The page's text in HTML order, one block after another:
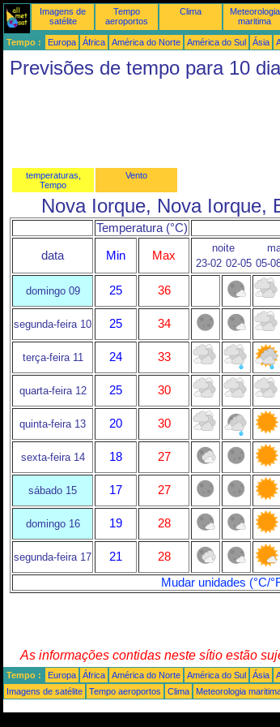
Imagens de
satélite
Tempo
aeroportos
Clima
Meteorologia
maritima
Tempo : Europa África América do Norte América do Sul Ásia
Previsões de tempo para 10
temperaturas,
Tempo
Vento
Nova Iorque, Nova Iorque,
Temperatura (°C)
data Min Max
noite
23-02 02-05 05-
domingo 09 25 36
segunda-feira 10 25 34
terça-feira 11 24 33
quarta-feira 12 25 30
quinta-feira 13 20 30
sexta-feira 14 18 27
sábado 15 17 27
domingo 16 19 28
segunda-feira 17 21
28
Mudar unidades (°C/
As informações contidas neste sítio estão
Tempo : Europa África América do Norte América do Sul Ásia
Imagens de satélite
Tempo aeroportos Clima Meteorologia